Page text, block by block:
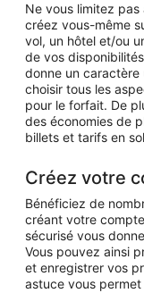
Ne vous limitez
créez vous-même
vol, un hôtel et/ou
de vos
donne un caractère
choisir tous les
pour le forfait. De
des économies de
billets et tarifs en
Créez votre
Bénéficiez de
créant votre
sécurisé vous
Vous pouvez ainsi
et enregistrer vos
astuce vous